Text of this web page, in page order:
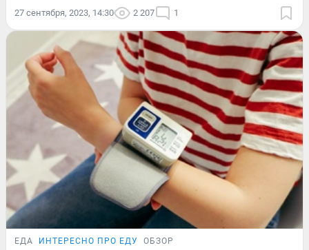
27 сентября, 2023, 14:30 2 207 1
ЕДА ИНТЕРЕСНО ПРО ЕДУ ОБЗОР